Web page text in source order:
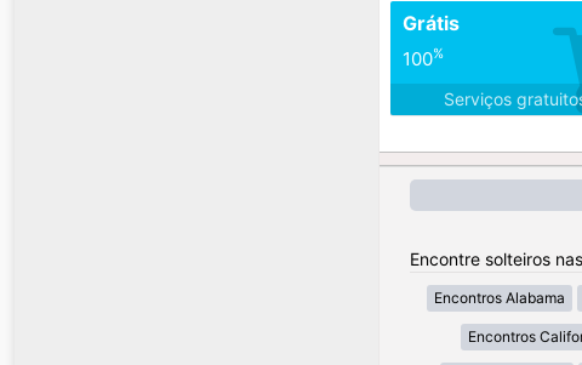
Grátis
100%
Serviços
Encontre solteiros
Encontros Alabama
Encontros